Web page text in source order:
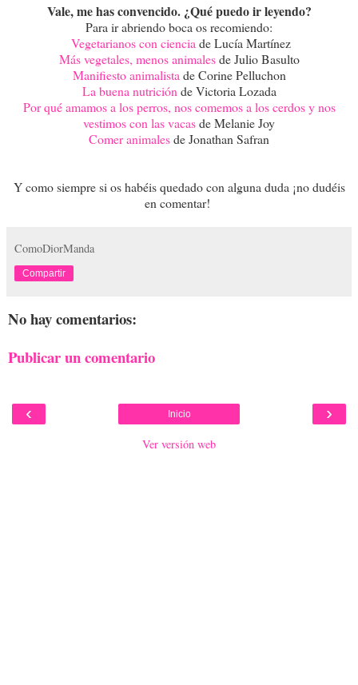
Vale, me has convencido. ¿Qué puedo ir leyendo?
Para ir abriendo boca os recomiendo:
Vegetarianos con ciencia de Lucía Martínez
Más vegetales, menos animalesde Julio Basulto
Manifiesto animalista de Corine Pelluchon
La buena nutrición de Victoria Lozada
Por qué amamos a los perros, nos comemos a los cerdos y nos
vestimos con las vacasde Melanie Joy
Comer animalesde Jonathan Safran
Y como siempre si os habéis quedado con alguna duda ¡no dudéis
en comentar!
ComoDiorManda
Compartir
No hay comentarios:
Publicar un comentario
‹ ›
Inicio
Ver versión web